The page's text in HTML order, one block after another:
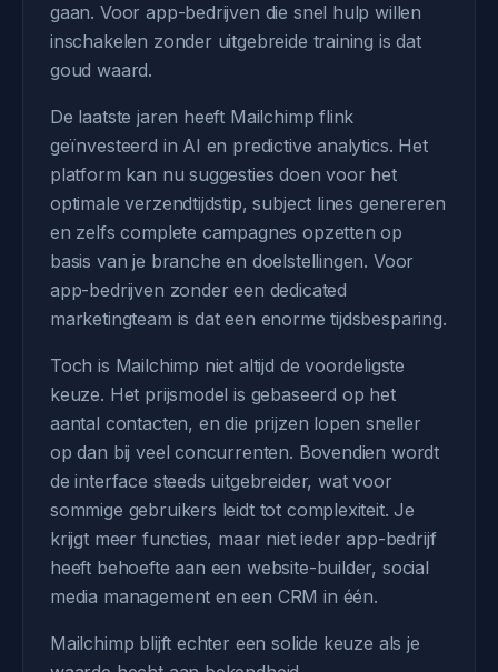
gaan. Voor app-bedrijven die snel hulp willen
inschakelen zonder uitgebreide training is dat
goud waard.
De laatste jaren heeft Mailchimp flink
geïnvesteerd in AI en predictive analytics. Het
platform kan nu suggesties doen voor het
optimale verzendtijdstip, subject lines genereren
en zelfs complete campagnes opzetten op
basis van je branche en doelstellingen. Voor
app-bedrijven zonder een dedicated
marketingteam is dat een enorme tijdsbesparing.
Toch is Mailchimp niet altijd de voordeligste
keuze. Het prijsmodel is gebaseerd op het
aantal contacten, en die prijzen lopen sneller
op dan bij veel concurrenten. Bovendien wordt
de interface steeds uitgebreider, wat voor
sommige gebruikers leidt tot complexiteit. Je
krijgt meer functies, maar niet ieder app-bedrijf
heeft behoefte aan een website-builder, social
media management en een CRM in één.
Mailchimp blijft echter een solide keuze als je